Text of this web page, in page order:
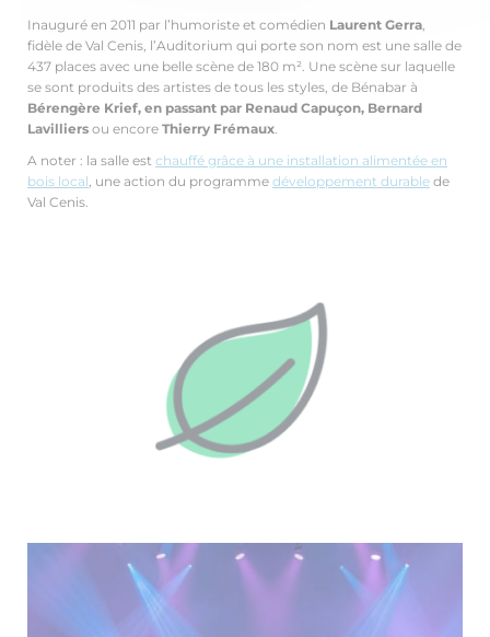
Inauguré en 2011 par l’humoriste et comédien Laurent Gerra,
fidèle de Val Cenis, l’Auditorium qui porte son nom est une salle de
437 places avec une belle scène de 180 m². Une scène sur laquelle
se sont produits des artistes de tous les styles, de Bénabar à
Bérengère Krief, en passant par Renaud Capuçon, Bernard
Lavilliers ou encore Thierry Frémaux.
A noter : la salle est chauffé grâce à une installation alimentée en
bois local, une action du programme développement durable de
Val Cenis.